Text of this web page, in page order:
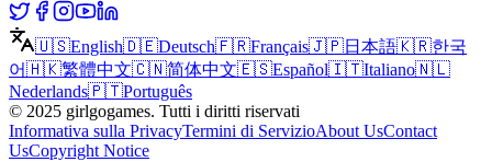
🇺🇸English🇩🇪Deutsch🇫🇷Français🇯🇵日本語🇰🇷한국
어🇭🇰繁體中文🇨🇳简体中文🇪🇸Español🇮🇹Italiano🇳🇱
Nederlands🇵🇹Português
© 2025 girlgogames. Tutti i diritti riservati
Informativa sulla PrivacyTermini di ServizioAbout UsContact
UsCopyright Notice